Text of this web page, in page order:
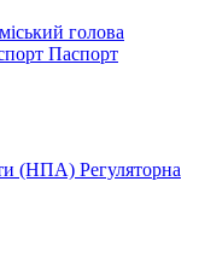
голова
Паспорт
(НПА) Регуляторна